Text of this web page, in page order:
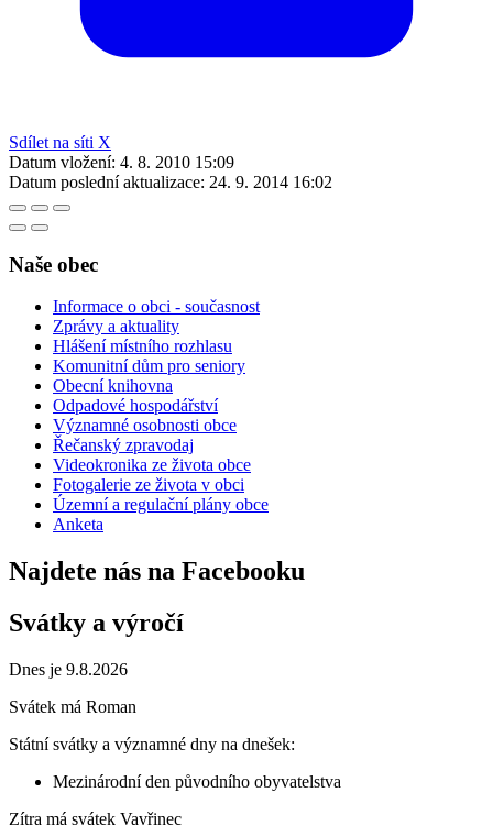
Sdílet na síti X
Datum vložení: 4. 8. 2010 15:09
Datum poslední aktualizace: 24. 9. 2014 16:02
Naše obec
Informace o obci - současnost
Zprávy a aktuality
Hlášení místního rozhlasu
Komunitní dům pro seniory
Obecní knihovna
Odpadové hospodářství
Významné osobnosti obce
Řečanský zpravodaj
Videokronika ze života obce
Fotogalerie ze života v obci
Územní a regulační plány obce
Anketa
Najdete nás na Facebooku
Svátky a výročí
Dnes je 9.8.2026
Svátek má Roman
Státní svátky a významné dny na dnešek:
Mezinárodní den původního obyvatelstva
Zítra má svátek Vavřinec